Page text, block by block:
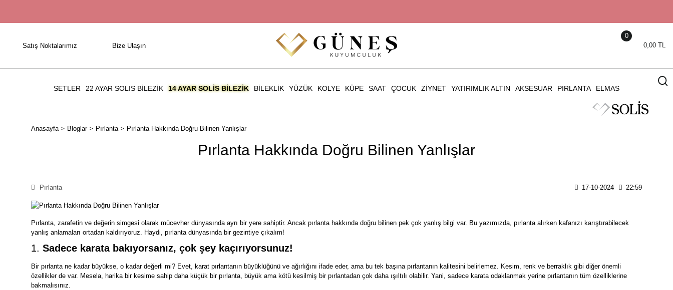
Satış Noktalarımız Bize Ulaşın 0,00 TL
0
SETLER 22 AYAR SOLIS BİLEZİK 14 AYAR SOLIS BILEZIK BILEKLIK YÜZÜK KOLYE KÜPE SAAT ÇOCUK ZIYNET YATIRIMLIK ALTIN AKSESUAR PIRLANTA ELMAS
Anasayfa Bloglar Pırlanta Pırlanta Hakkında Doğru Bilinen Yanlışlar
Pırlanta Hakkında Doğru Bilinen Yanlışlar
Pırlanta 17-10-2024 22:59
Pırlanta, zarafetin ve değerin simgesi olarak mücevher dünyasında ayrı bir yere sahiptir. Ancak pırlanta hakkında doğru bilinen pek çok yanlış bilgi var. Bu yazımızda, pırlanta alırken kafanızı karıştırabilecek
yanlış anlamaları ortadan kaldırıyoruz. Haydi, pırlanta dünyasında bir gezintiye çıkalım!
1. Sadece karata bakıyorsanız, çok şey kaçırıyorsunuz!
Bir pırlanta ne kadar büyükse, o kadar değerli mi? Evet, karat pırlantanın büyüklüğünü ve ağırlığını ifade eder, ama bu tek başına pırlantanın kalitesini belirlemez. Kesim, renk ve berraklık gibi diğer önemli
özellikler de var. Mesela, harika bir kesime sahip daha küçük bir pırlanta, büyük ama kötü kesilmiş bir pırlantadan çok daha ışıltılı olabilir. Yani, sadece karata odaklanmak yerine pırlantanın tüm özelliklerine
bakmalısınız.